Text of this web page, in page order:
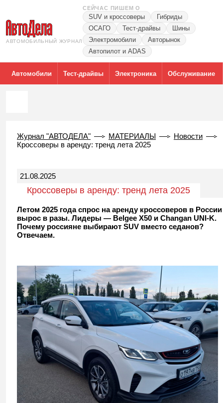
АВТОМОБИЛЬНЫЙ ЖУРНАЛ
СЕЙЧАС ПИШЕМ О
SUV и кроссоверы
Гибриды
ОСАГО
Тест-драйвы
Шины
Электромобили
Авторынок
Автопилот и ADAS
Автомобили Тест-драйвы Электроника Обслуживание
Журнал "АВТОДЕЛА" МАТЕРИАЛЫ
Новости
Кроссоверы в аренду: тренд лета 2025
21.08.2025
Кроссоверы в аренду: тренд лета 2025
Летом 2025 года спрос на аренду кроссоверов в России
вырос в разы. Лидеры — Belgee X50 и Changan UNI-K.
Почему россияне выбирают SUV вместо седанов?
Отвечаем.